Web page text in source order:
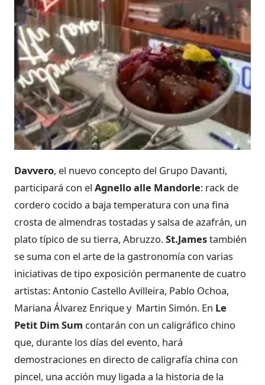
Davvero, el nuevo concepto del Grupo Davanti,
participará con el Agnello alle Mandorle: rack de
cordero cocido a baja temperatura con una fina
crosta de almendras tostadas y salsa de azafrán, un
plato típico de su tierra, Abruzzo.St.Jamestambién
se suma con el arte de la gastronomía con varias
iniciativas de tipo exposición permanente de cuatro
artistas: Antonio Castello Avilleira, Pablo Ochoa,
Mariana Álvarez Enrique y Martin Simón. En Le
Petit Dim Sum contarán con un caligráfico chino
que, durante los días del evento, hará
demostraciones en directo de caligrafía china con
pincel, una acción muy ligada a la historia de la